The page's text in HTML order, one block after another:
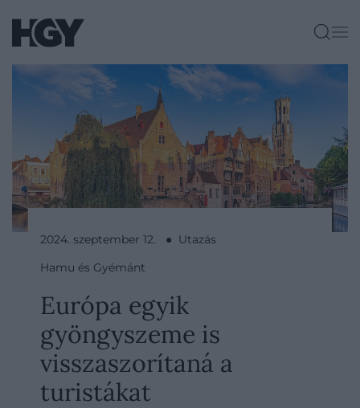
2024. szeptember 12. ● Utazás
Hamu és Gyémánt
Európa egyik
gyöngyszeme is
visszaszorítaná a
turistákat